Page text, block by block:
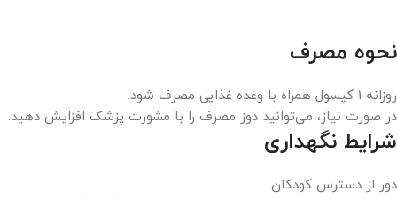
نحوه مصرف
روزانه 1 کپسول همراه با وعده غذایی مصرف شود.
در صورت نیاز، می‌توانید دوز مصرف را با مشورت پزشک افزایش دهید.
شرایط نگهداری
دور از دسترس کودکان